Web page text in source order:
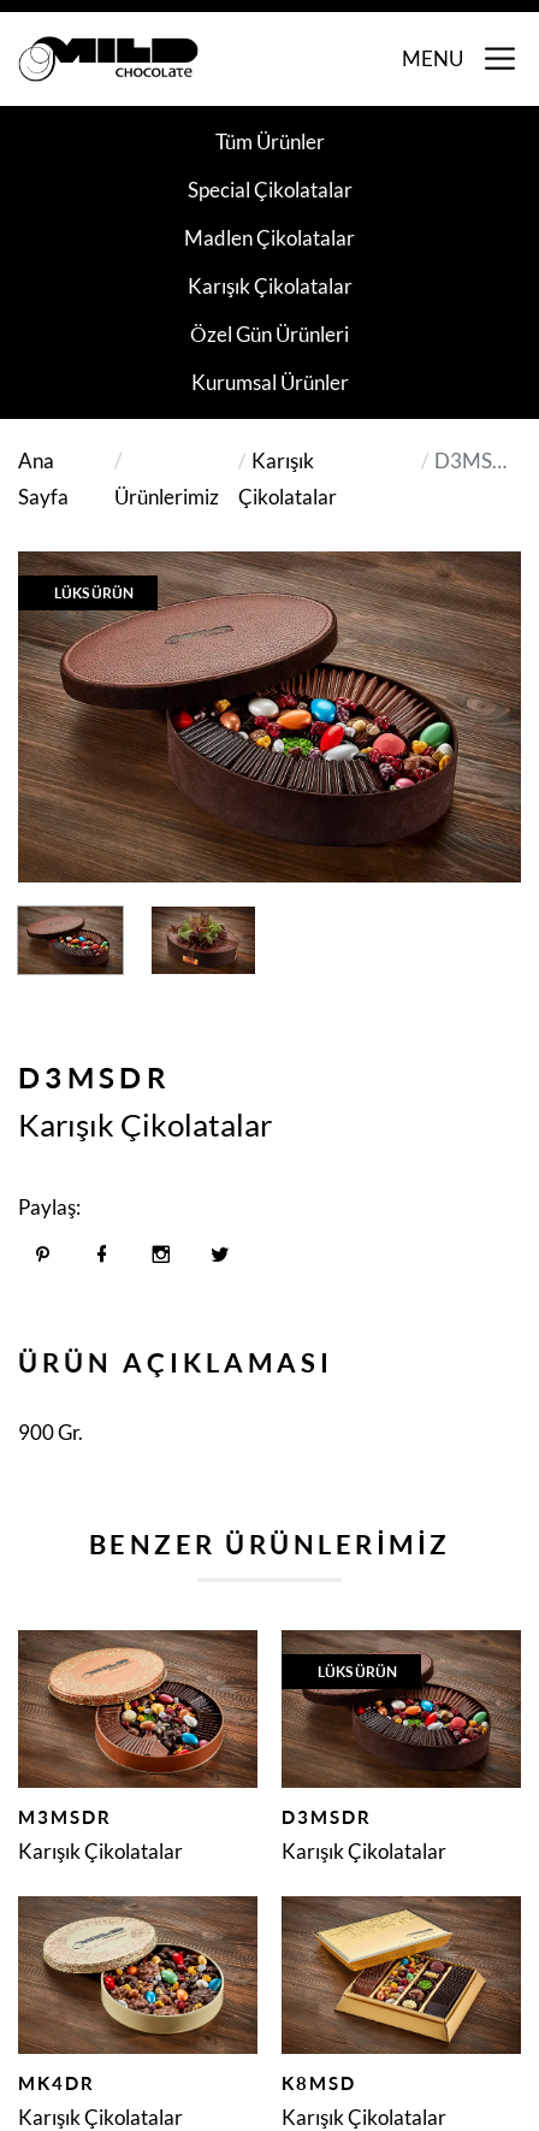
MENU
Tüm Ürünler
Special Çikolatalar
Madlen Çikolatalar
Karışık Çikolatalar
Özel Gün Ürünleri
Kurumsal Ürünler
Ana
Sayfa
Ürünlerimiz
Karışık
Çikolatalar
D3MSDR
LÜKS ÜRÜN
D3MSDR
Karışık Çikolatalar
Paylaş:
ÜRÜN AÇIKLAMASI
900 Gr.
BENZER ÜRÜNLERIMIZ
M3MSDR
Karışık Çikolatalar
LÜKS ÜRÜN
D3MSDR
Karışık Çikolatalar
MK4DR
Karışık Çikolatalar
K8MSD
Karışık Çikolatalar